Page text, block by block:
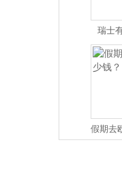
瑞士
假期去